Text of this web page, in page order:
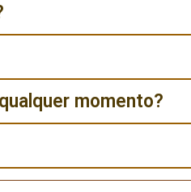
momento?